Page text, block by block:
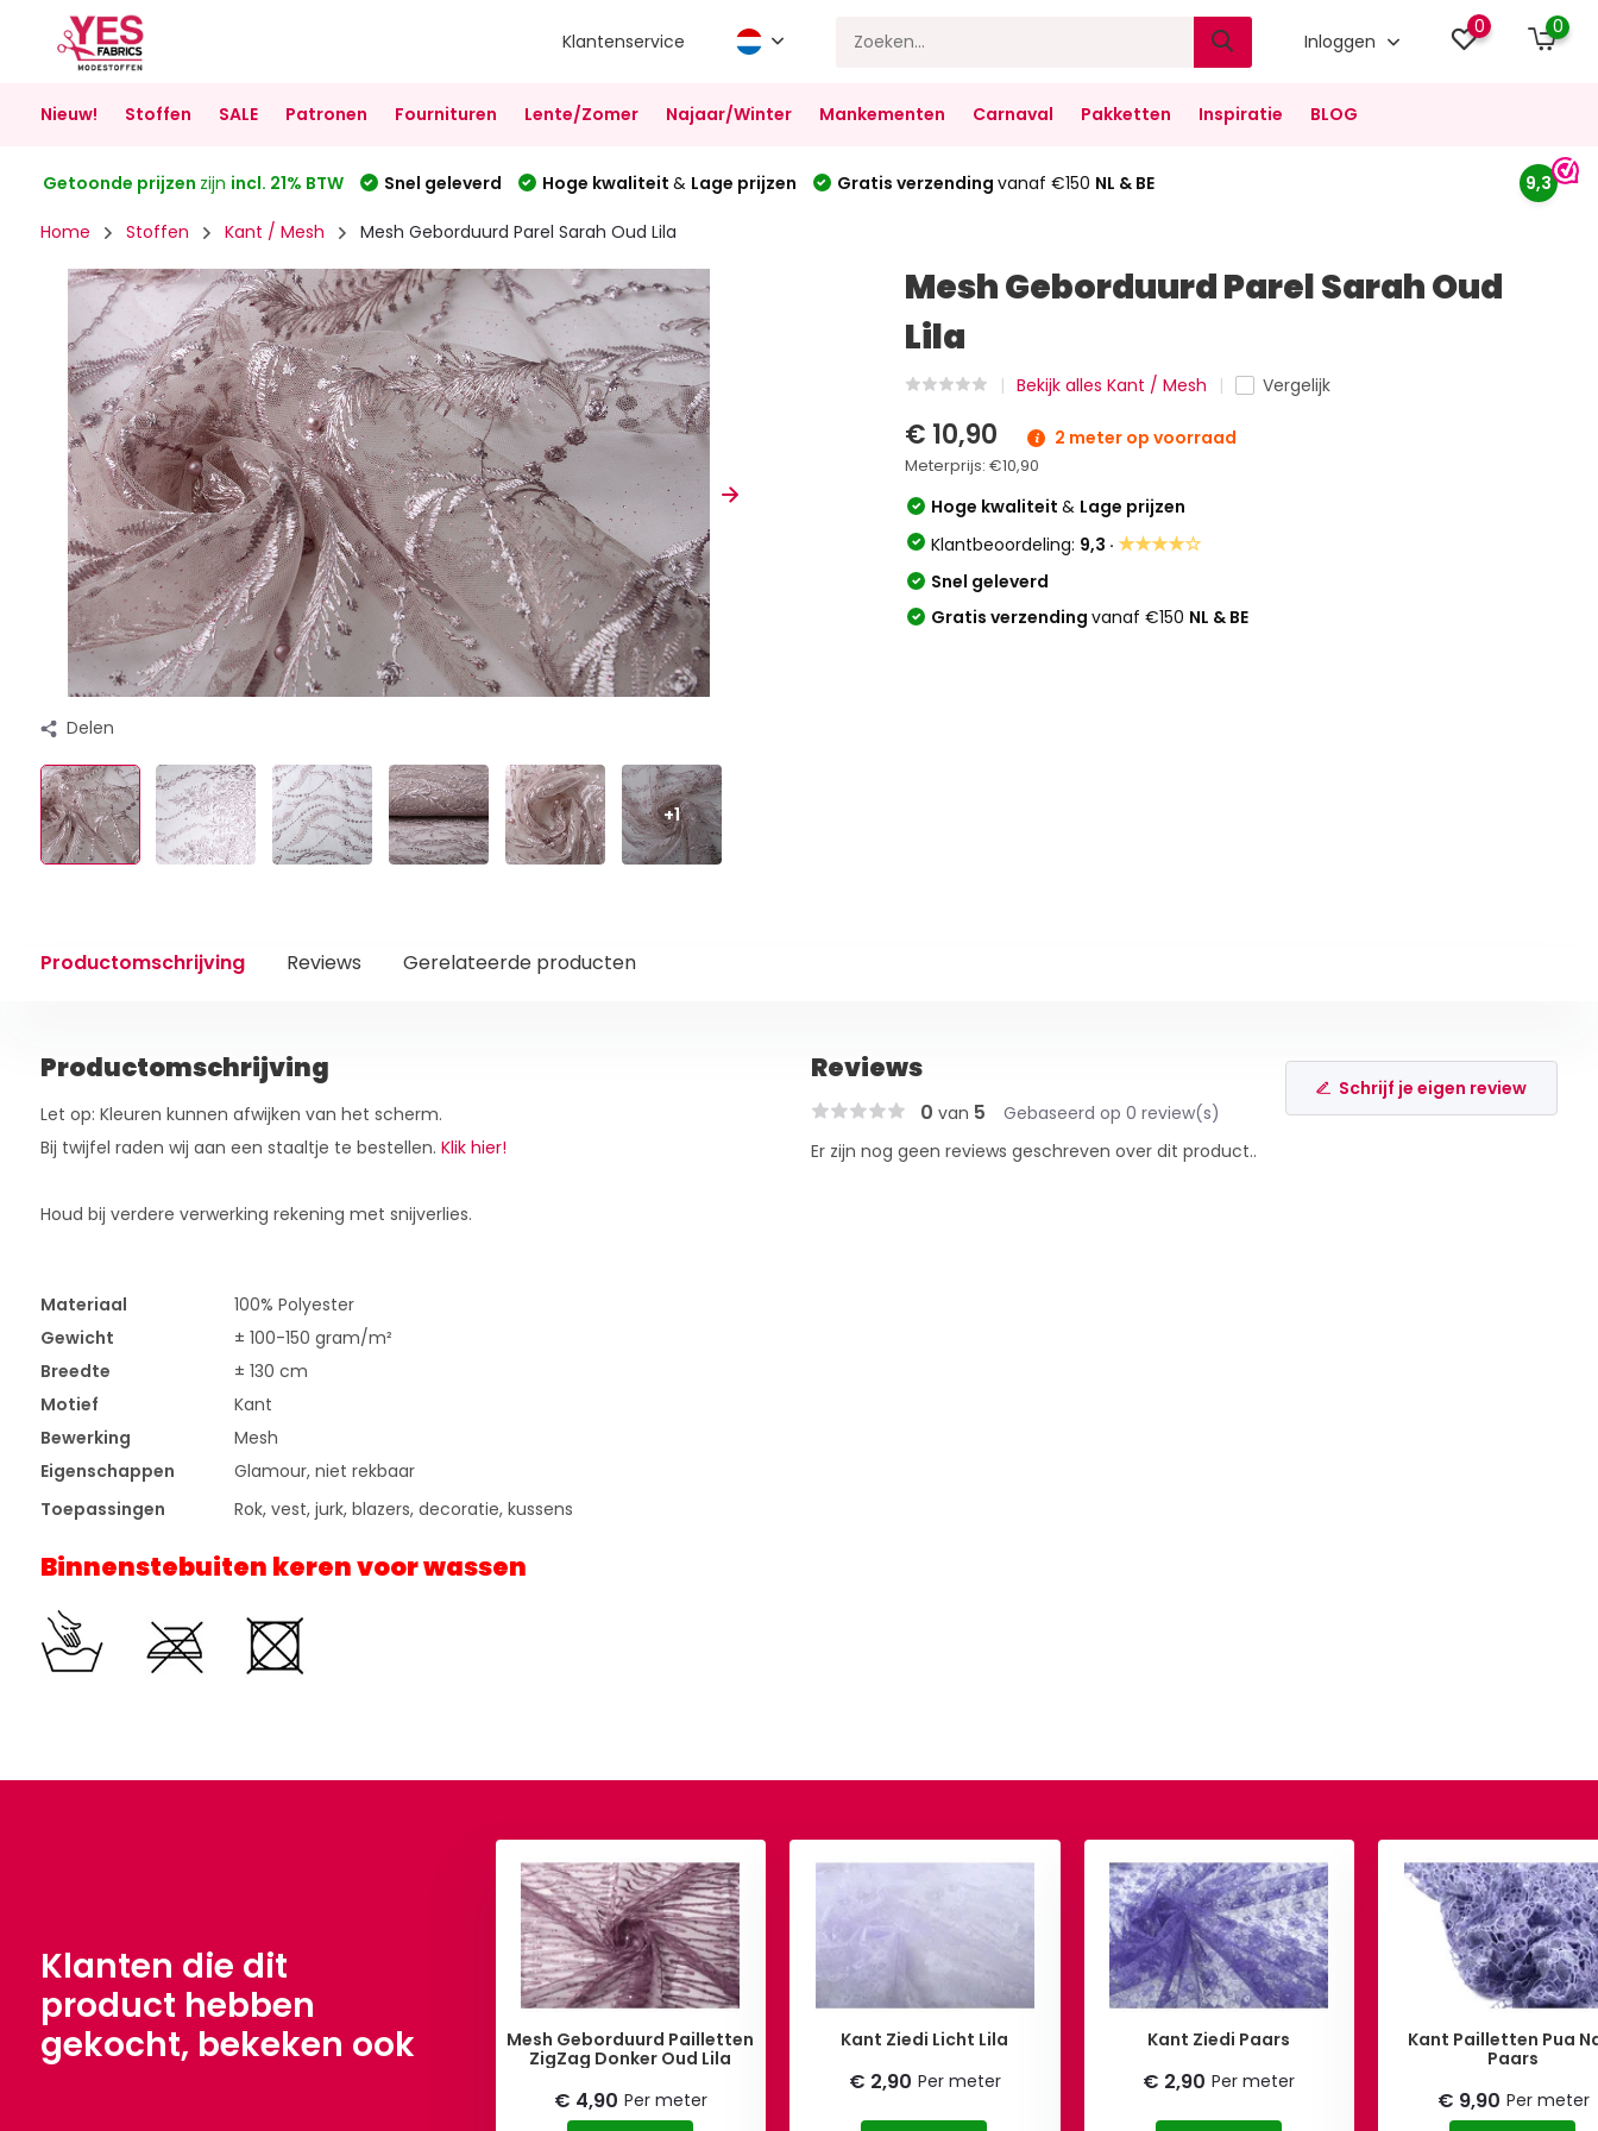
Klantenservice Inloggen
0 0
Nieuw! Stoffen SALE Patronen Fournituren Lente/Zomer Najaar/Winter Mankementen Carnaval Pakketten Inspiratie BLOG
Getoonde prijzen zijn incl. 21% BTW Snel geleverd Hoge kwaliteit & Lage prijzen Gratis verzending vanaf €150 NL & BE 9,3
Home Stoffen Kant / Mesh Mesh Geborduurd Parel Sarah Oud Lila
Delen
+1
Mesh Geborduurd Parel Sarah Oud
Lila
Bekijk alles Kant / Mesh Vergelijk
€ 10,90 2 meter op voorraad
Meterprijs:€10,90
Hoge kwaliteit& Lage prijzen
Klantbeoordeling: 9,3 ·★★★★☆
Snel geleverd
Gratis verzendingvanaf €150 NL & BE
Productomschrijving Reviews Gerelateerde producten
Productomschrijving
Let op: Kleuren kunnen afwijken van het scherm.
Bij twijfel raden wij aan een staaltje te bestellen. Klik hier!
Houd bij verdere verwerking rekening met snijverlies.
Materiaal
100% Polyester
Gewicht
± 100-150 gram/m²
Breedte
± 130 cm
Motief
Kant
Bewerking
Mesh
Eigenschappen
Glamour, niet rekbaar
Toepassingen
Rok, vest, jurk, blazers, decoratie, kussens
Binnenstebuiten keren voor wassen
Reviews
0 van 5 Gebaseerd op 0 review(s)
Schrijf je eigen review
Er zijn nog geen reviews geschreven over dit product..
Klanten die dit
product hebben
gekocht, bekeken ook
Pua Nani
Paars
Kant Goud Minta Lila
Mesh Geborduurd Pailletten
ZigZag Donker Oud Lila
€ 4,90 Per meter
Kant Ziedi Licht Lila
€ 2,90 Per meter
Kant Ziedi Paars
€ 2,90 Per meter
Kant Pailletten Pua
Paars
€ 9,90 Per meter